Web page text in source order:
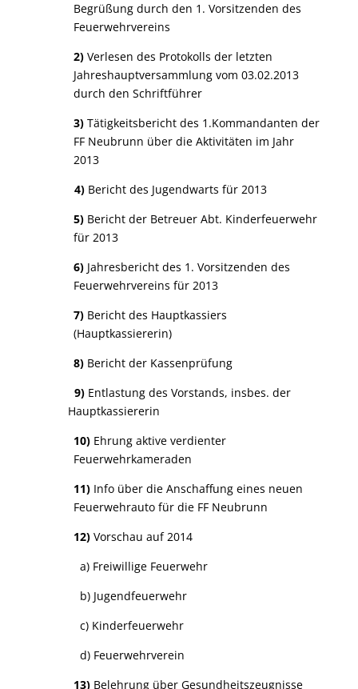
Begrüßung durch den 1. Vorsitzenden des
Feuerwehrvereins
2)Verlesen des Protokolls der letzten
Jahreshauptversammlung vom 03.02.2013
durch den Schriftführer
3)Tätigkeitsbericht des 1.Kommandanten der
FF Neubrunn über die Aktivitäten im Jahr
2013
4)Bericht des Jugendwarts für 2013
5) Bericht der Betreuer Abt. Kinderfeuerwehr
für 2013
6)Jahresbericht des 1. Vorsitzenden des
Feuerwehrvereins für 2013
7)Bericht des Hauptkassiers
(Hauptkassiererin)
8)Bericht der Kassenprüfung
9) Entlastung des Vorstands, insbes. der
Hauptkassiererin
10) Ehrung aktive verdienter
Feuerwehrkameraden
11) Info über die Anschaffung eines neuen
Feuerwehrauto für die FF Neubrunn
12)Vorschau auf 2014
a) Freiwillige Feuerwehr
b) Jugendfeuerwehr
c) Kinderfeuerwehr
d) Feuerwehrverein
13) Belehrung über Gesundheitszeugnisse